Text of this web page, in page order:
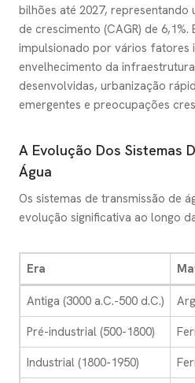
bilhões até 2027,
de crescimento (CAGR) de 6,1%.
impulsionado por vários fatores
envelhecimento da
desenvolvidas, urbanização
emergentes e preocupações
A Evolução Dos Sistemas
Água
Os sistemas de transmissão de
evolução significativa ao longo
Era
Antiga (3000 a.C.-500 d.C.)
Pré-industrial (500-1800)
Industrial (1800-1950)